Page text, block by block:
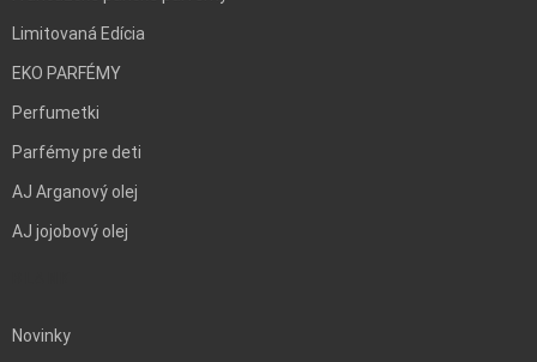
Limitovaná Edícia
EKO PARFÉMY
Perfumetki
Parfémy pre deti
AJ Arganový olej
AJ jojobový olej
Novinky